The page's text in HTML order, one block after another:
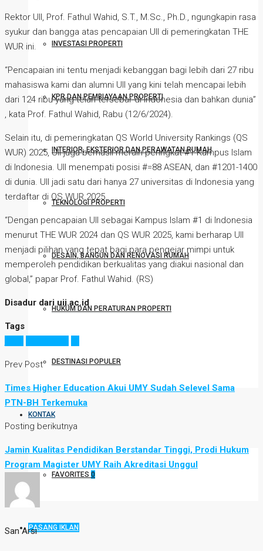
INVESTASI PROPERTI
KPR DAN PEMBIAYAAN PROPERTI
INTERIOR, EKSTERIOR DAN PERAWATAN RUMAH
TEKNOLOGI PROPERTI
DESAIN, BANGUN DAN RENOVASI RUMAH
HUKUM DAN PERATURAN PROPERTI
DESTINASI POPULER
KONTAK
FAVORITES 0
PASANG IKLAN
Rektor UII, Prof. Fathul Wahid, S.T., M.Sc., Ph.D., ngungkapin rasa
syukur dan bangga atas pencapaian UII di pemeringkatan THE
WUR ini.
“Pencapaian ini tentu menjadi kebanggan bagi lebih dari 27 ribu
mahasiswa kami dan alumni UII yang kini telah mencapai lebih
dari 124 ribu yang telah tersebar di Indonesia dan bahkan dunia”
, kata Prof. Fathul Wahid, Rabu (12/6/2024).
Selain itu, di pemeringkatan QS World University Rankings (QS
WUR) 2025, UII juga berhasil meraih peringkat #1 Kampus Islam
di Indonesia. UII menempati posisi #=88 ASEAN, dan #1201-1400
di dunia. UII jadi satu dari hanya 27 universitas di Indonesia yang
terdaftar di QS WUR 2025.
“Dengan pencapaian UII sebagai Kampus Islam #1 di Indonesia
menurut THE WUR 2024 dan QS WUR 2025, kami berharap UII
menjadi pilihan yang tepat bagi para pengejar mimpi untuk
memperoleh pendidikan berkualitas yang diakui nasional dan
global,” papar Prof. Fathul Wahid. (RS)
Disadur dari uii.ac.id
Tags
Prev Post
Times Higher Education Akui UMY Sudah Selevel Sama
PTN-BH Terkemuka
Posting berikutnya
Jamin Kualitas Pendidikan Berstandar Tinggi, Prodi Hukum
Program Magister UMY Raih Akreditasi Unggul
San Arsi